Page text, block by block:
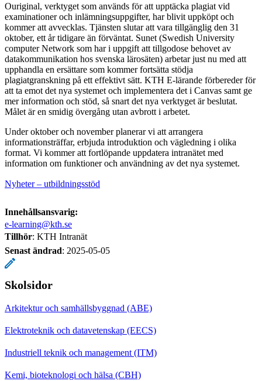
Ouriginal, verktyget som används för att upptäcka plagiat vid
examinationer och inlämningsuppgifter, har blivit uppköpt och
kommer att avvecklas. Tjänsten slutar att vara tillgänglig den 31
oktober, ett år tidigare än förväntat. Sunet (Swedish University
computer Network som har i uppgift att tillgodose behovet av
datakommunikation hos svenska lärosäten) arbetar just nu med att
upphandla en ersättare som kommer fortsätta stödja
plagiatgranskning på ett effektivt sätt. KTH E-lärande förbereder för
att ta emot det nya systemet och implementera det i Canvas samt ge
mer information och stöd, så snart det nya verktyget är beslutat.
Målet är en smidig övergång utan avbrott i arbetet.
Under oktober och november planerar vi att arrangera
informationsträffar, erbjuda introduktion och vägledning i olika
format. Vi kommer att fortlöpande uppdatera intranätet med
information om funktioner och användning av det nya systemet.
Nyheter – utbildningsstöd
Innehållsansvarig:
e-learning@kth.se
Tillhör: KTH Intranät
Senast ändrad: 2025-05-05
Skolsidor
Arkitektur och samhällsbyggnad (ABE)
Elektroteknik och datavetenskap (EECS)
Industriell teknik och management (ITM)
Kemi, bioteknologi och hälsa (CBH)